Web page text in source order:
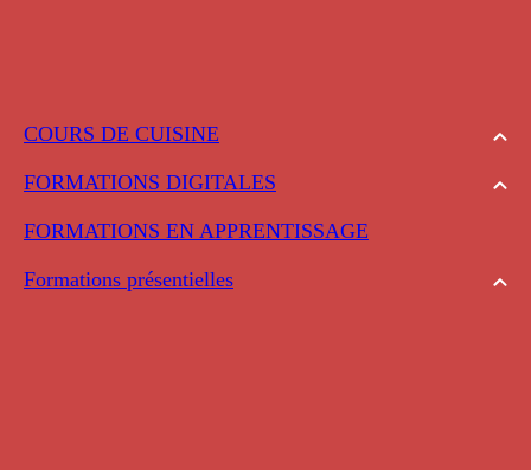
COURS DE CUISINE
FORMATIONS DIGITALES
FORMATIONS EN APPRENTISSAGE
Formations présentielles